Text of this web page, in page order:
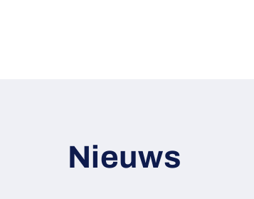
Nieuws